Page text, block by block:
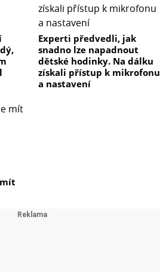
Experti předvedli, jak
snadno lze napadnout
dětské hodinky. Na dálku
získali přístup k mikrofonu
a nastavení